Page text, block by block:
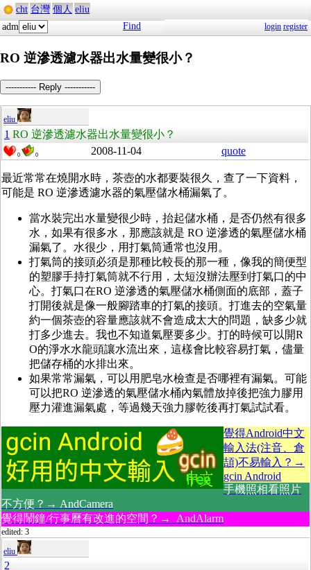
cht 台灣 個人 eliu
adm
Find login register
RO 逆滲透濾水器出水量變很小？
----------- Reply -----------
eliu
1 RO 逆滲透濾水器出水量變很小？
0 0 2008-11-04 quote
最近常常在燒開水時，茶壺的水都要裝很久，查了一下資料，
可能是 RO 逆滲透濾水器的氣壓儲水桶漏氣了。
當水裝完出水量變很少時，抬起儲水桶，是否仍然有很多
水，如果有很多水，那應該就是 RO 逆滲透的氣壓儲水桶
漏氣了。水很少，用打氣筒通常也沒用。
打氣筒的接頭必須是那種比較長的那一種，像我的簡便型
的塑膠手持打氣筒就不行用，太短沒辦法壓到打氣口的中
心。打氣口在RO 逆滲透的氣壓儲水桶側面的底部，蓋子
打開後就是像一般腳踏車的打氣的接頭。打進去的空氣量
約一個茶壺的容量應該就不會造成太大的問題，缺多少就
打多少進去。我也不知道氣壓要多少。打的時候可以開R
O的淨水水龍頭讓水流出來，這樣會比較容易打氣，儘量
把儲存桶的水排出來。
如果常常漏氣，可以用肥皂水檢查是否哪裡有漏氣。可能
可以把RO 逆滲透的氣壓儲水桶內氣體放掉後把強力膠用
壓力灌進漏氣處，等過幾天強力膠乾後再打氣試試看。
覺得Android中文
輸入法(注音、倉
頡)不易輸入？→
gcin Android
手機照相看照片
不方便？→ AndCamera
覺得鬧鐘/行事曆有改進的空間？→ AndAlarm
edited: 3
eliu
2